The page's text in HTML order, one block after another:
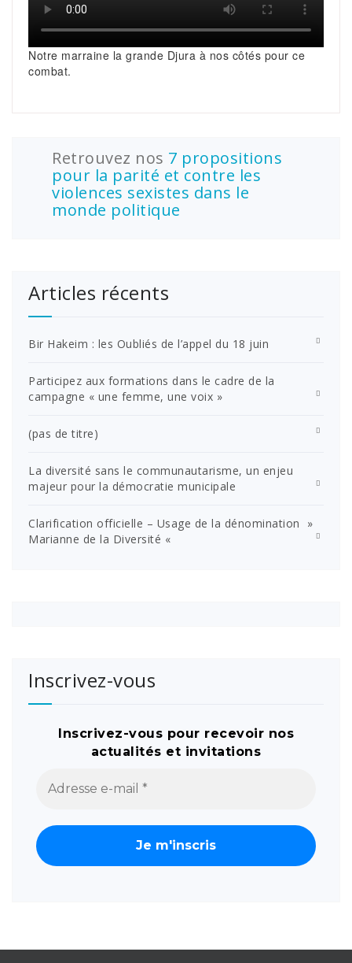
Notre marraine la grande Djura à nos côtés pour ce
combat.
Retrouvez nos 7 propositions
pour la parité et contre les
violences sexistes dans le
monde politique
Articles récents
Bir Hakeim : les Oubliés de l’appel du 18 juin
Participez aux formations dans le cadre de la
campagne « une femme, une voix »
(pas de titre)
La diversité sans le communautarisme, un enjeu
majeur pour la démocratie municipale
Clarification officielle – Usage de la dénomination »
Marianne de la Diversité «
Inscrivez-vous
Inscrivez-vous pour recevoir nos
actualités et invitations